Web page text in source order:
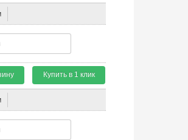
Купить в 1 клик